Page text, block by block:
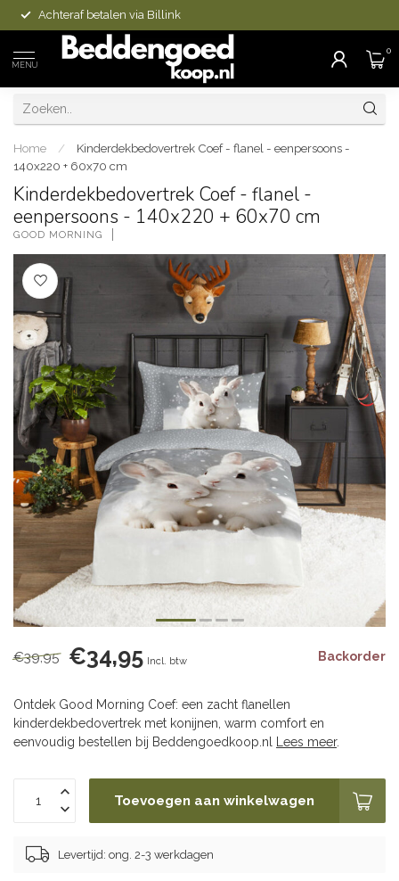
Achteraf betalen via Billink
MENU
0
Home /
Kinderdekbedovertrek Coef - flanel - eenpersoons -
140x220 + 60x70 cm
Kinderdekbedovertrek Coef - flanel -
eenpersoons - 140x220 + 60x70 cm
GOOD MORNING
€39,95 €34,95 Incl. btw Backorder
Ontdek Good Morning Coef: een zacht flanellen
kinderdekbedovertrek met konijnen, warm comfort en
eenvoudig bestellen bij Beddengoedkoop.nl
Lees meer.
Toevoegen aan winkelwagen
Levertijd: ong. 2-3 werkdagen